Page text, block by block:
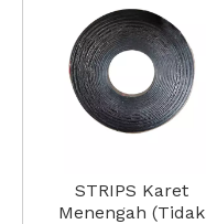
STRIPS Karet
Menengah (Tidak